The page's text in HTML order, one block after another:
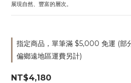
展現自然、豐富的層次。
指定商品，單筆滿 $5,000 免運 (部
偏鄉遠地區運費另計)
NT$4,180